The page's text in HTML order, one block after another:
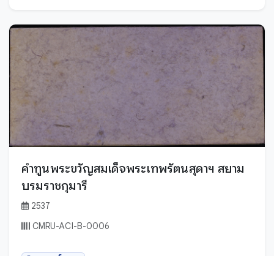
กาฬสินธุ์
กำแพงเพชร
ขอนแก่น
จันทบุรี
ฉะเชิงเทรา
คำทูนพระขวัญสมเด็จพระเทพรัตนสุดาฯ สยาม
บรมราชกุมารี
2537
CMRU-ACI-B-0006